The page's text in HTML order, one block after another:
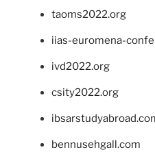
taoms2022.org
iias-euromena-
ivd2022.org
csity2022.org
bennusehgall.com